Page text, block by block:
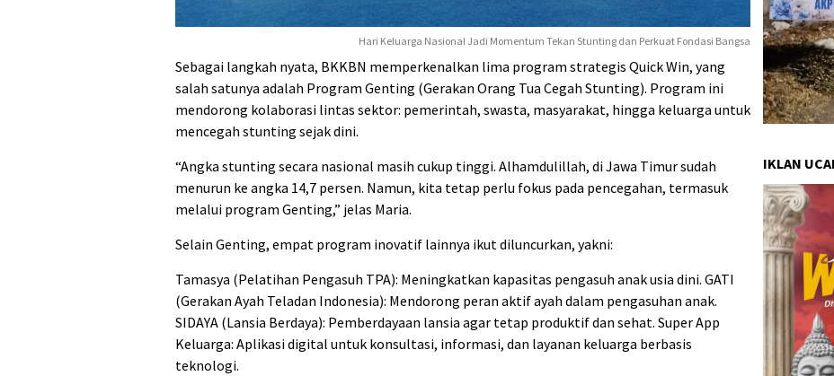
Hari Keluarga Nasional Jadi Momentum Tekan Stunting dan Perkuat Fondasi Bangsa
Sebagai langkah nyata, BKKBN memperkenalkan lima program strategis Quick Win, yang
salah satunya adalah Program Genting (Gerakan Orang Tua Cegah Stunting). Program ini
mendorong kolaborasi lintas sektor: pemerintah, swasta, masyarakat, hingga keluarga untuk
mencegah stunting sejak dini.
“Angka stunting secara nasional masih cukup tinggi. Alhamdulillah, di Jawa Timur sudah
menurun ke angka 14,7 persen. Namun, kita tetap perlu fokus pada pencegahan, termasuk
melalui program Genting,” jelas Maria.
Selain Genting, empat program inovatif lainnya ikut diluncurkan, yakni:
Tamasya (Pelatihan Pengasuh TPA): Meningkatkan kapasitas pengasuh anak usia dini. GATI
(Gerakan Ayah Teladan Indonesia): Mendorong peran aktif ayah dalam pengasuhan anak.
SIDAYA (Lansia Berdaya): Pemberdayaan lansia agar tetap produktif dan sehat. Super App
Keluarga: Aplikasi digital untuk konsultasi, informasi, dan layanan keluarga berbasis
teknologi.
IKLAN